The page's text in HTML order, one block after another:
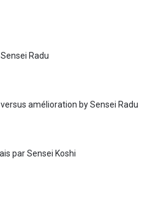
Radu
amélioration by Sensei Radu
par Sensei Koshi